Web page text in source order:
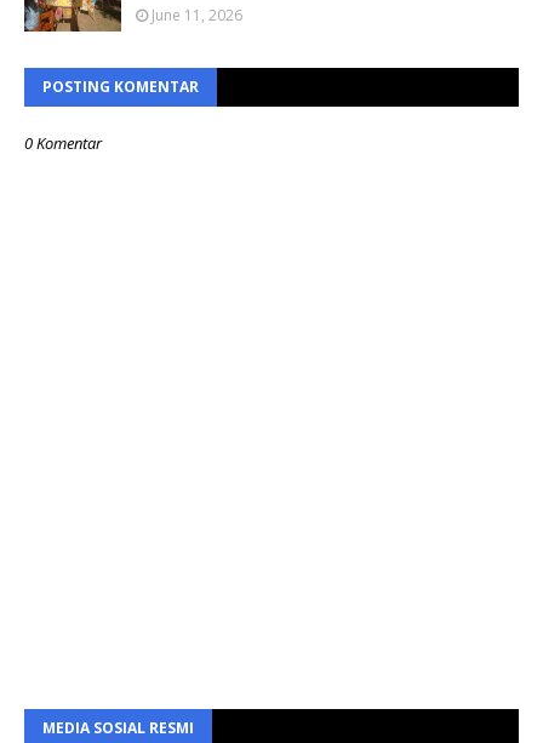
June 11, 2026
POSTING KOMENTAR
0 Komentar
MEDIA SOSIAL RESMI